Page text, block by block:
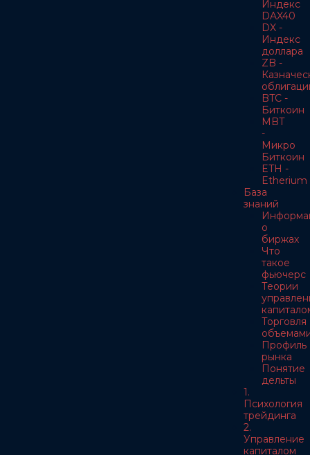
Индекс
DAX40
DX -
Индекс
доллара
ZB -
BTC -
Биткоин
MBT
-
Микро
Биткоин
ETH -
Etherium
База
знаний
о
биржах
Что
такое
фьючерс
Теории
Торговля
Профиль
рынка
Понятие
дельты
1.
Психология
трейдинга
2.
Управление
капиталом